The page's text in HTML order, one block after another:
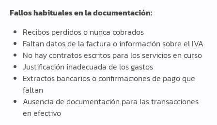
Fallos habituales en la documentación:
Recibos perdidos o nunca cobrados
Faltan datos de la factura o información sobre el IVA
No hay contratos escritos para los servicios en curso
Justificación inadecuada de los gastos
Extractos bancarios o confirmaciones de pago que
faltan
Ausencia de documentación para las transacciones
en efectivo